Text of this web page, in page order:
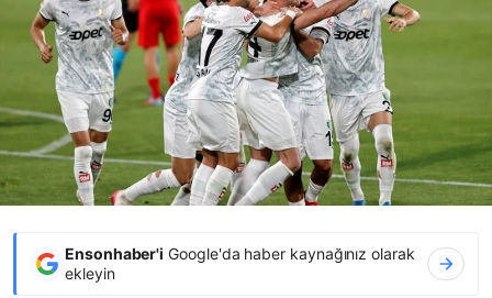
Ensonhaber'i Google'da haber kaynağınız olarak
ekleyin